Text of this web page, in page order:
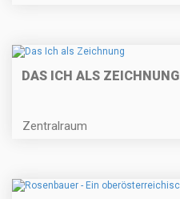
DAS ICH ALS ZEICHNUNG
Zentralraum